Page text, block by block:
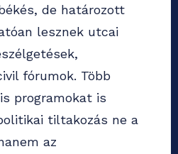
de határozott
lesznek utcai
fórumok. Több
programokat is
tiltakozás ne a
az